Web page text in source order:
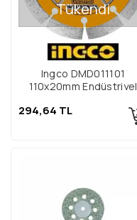
Tükendi
Ingco DMD011101
110x20mm Endüstriyel
294,64 TL